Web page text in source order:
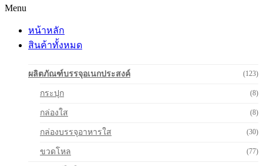
Menu
หน้าหลัก
สินค้าทั้งหมด
ผลิตภัณฑ์บรรจุอเนกประสงค์ (123)
กระปุก (8)
กล่องใส (8)
กล่องบรรจุอาหารใส (30)
ขวดโหล (77)